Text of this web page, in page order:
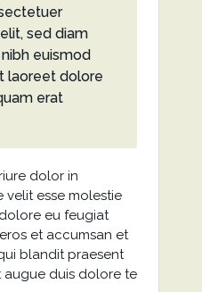
sed diam
euismod
laoreet dolore
erat
dolor in
velit esse molestie
eu feugiat
et accumsan et
blandit praesent
duis dolore te